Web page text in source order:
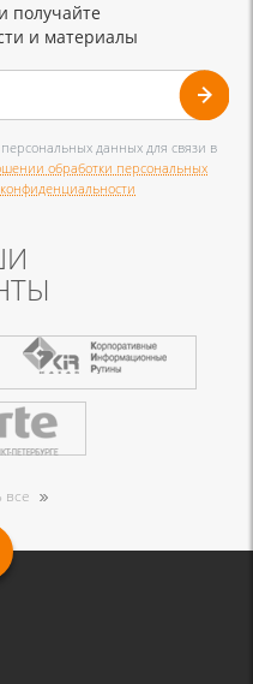
получайте
и материалы
данных для связи в
обработки персональных
все